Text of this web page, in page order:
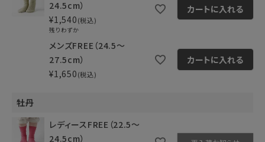
24.5cm）
¥1,540 税込
残りわずか
カートに入れる
メンズFREE（24.5～
27.5cm）
¥1,650 税込
カートに入れる
牡丹
レディースFREE（22.5～
24.5cm）